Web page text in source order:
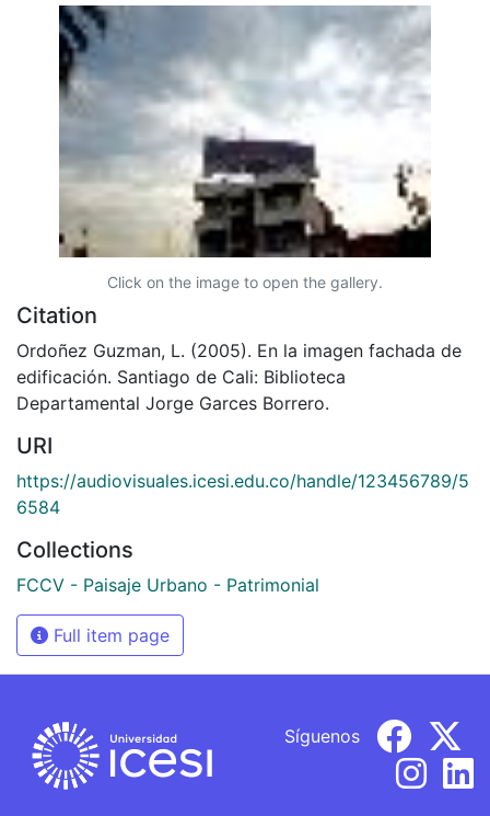
Click on the image to open the gallery.
Citation
Ordoñez Guzman, L. (2005). En la imagen fachada de
edificación. Santiago de Cali: Biblioteca
Departamental Jorge Garces Borrero.
URI
https://audiovisuales.icesi.edu.co/handle/123456789/5
6584
Collections
FCCV - Paisaje Urbano - Patrimonial
Full item page
Síguenos